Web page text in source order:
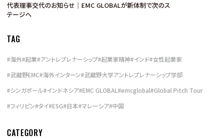
代表理事交代のお知らせ｜EMC GLOBALが新体制で次のス
テージへ
TAG
#海外#起業#アントレプレナーシップ#起業家精神#インド#女性起業家
#武蔵野EMC#海外インターン#武蔵野大学アントレプレナーシップ学部
#シンガポール#インドネシア#EMC GLOBAL#emcglobal#Global Pitch Tour
#フィリピン#タイ#ESG#日本#マレーシア#中国
CATEGORY